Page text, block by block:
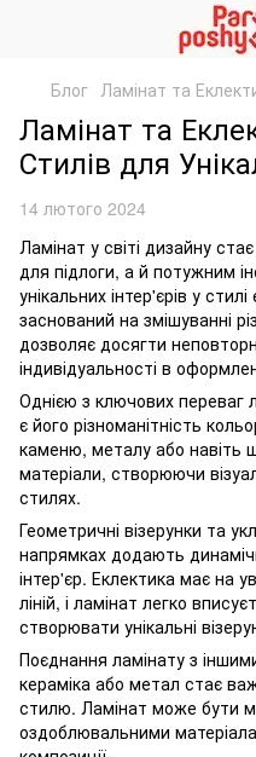
Блог Ламінат та
Ламінат та
Стилів для
14 лютого 2024
Ламінат у світі дизайну
для підлоги, а й потужним
унікальних інтер'єрів у
заснований на змішуванні
дозволяє досягти
індивідуальності в
Однією з ключових переваг
є його різноманітність
каменю, металу або навіть
матеріали, створюючи
стилях.
Геометричні візерунки та
напрямках додають
інтер'єр. Еклектика має на
ліній, і ламінат легко
створювати унікальні
Поєднання ламінату з
кераміка або метал стає
стилю. Ламінат може бути
оздоблювальними